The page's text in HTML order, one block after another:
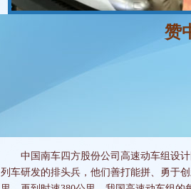
赞
中国南车四方股份公司高速动车组设
列车研发的排头兵，他们善打能拼、勇于